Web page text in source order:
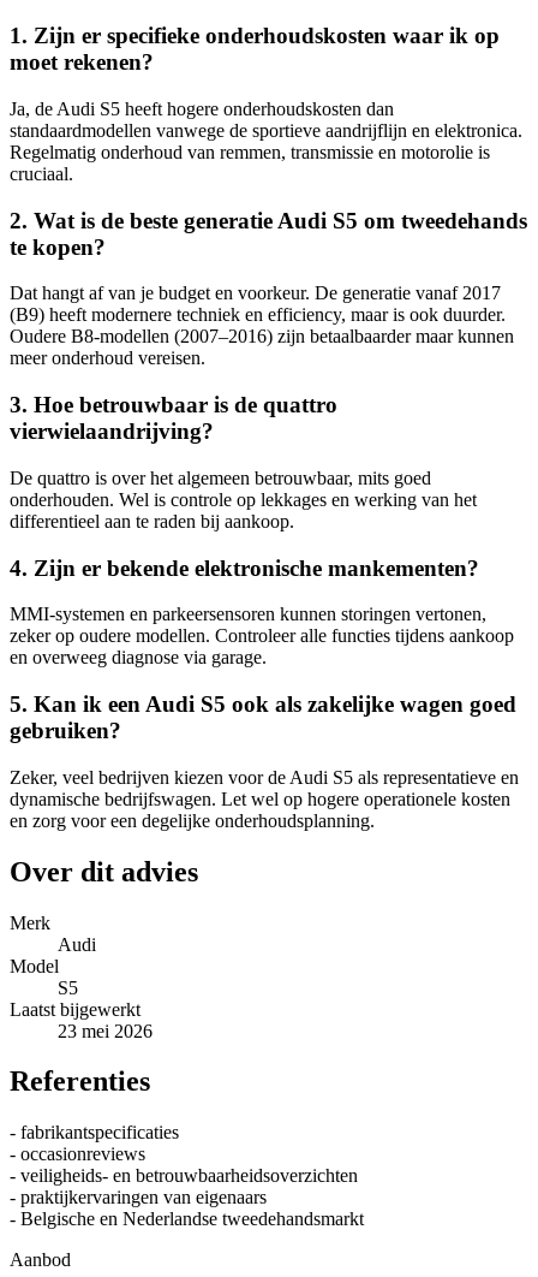
1. Zijn er specifieke onderhoudskosten waar ik op
moet rekenen?
Ja, de Audi S5 heeft hogere onderhoudskosten dan
standaardmodellen vanwege de sportieve aandrijflijn en elektronica.
Regelmatig onderhoud van remmen, transmissie en motorolie is
cruciaal.
2. Wat is de beste generatie Audi S5 om tweedehands
te kopen?
Dat hangt af van je budget en voorkeur. De generatie vanaf 2017
(B9) heeft modernere techniek en efficiency, maar is ook duurder.
Oudere B8-modellen (2007–2016) zijn betaalbaarder maar kunnen
meer onderhoud vereisen.
3. Hoe betrouwbaar is de quattro
vierwielaandrijving?
De quattro is over het algemeen betrouwbaar, mits goed
onderhouden. Wel is controle op lekkages en werking van het
differentieel aan te raden bij aankoop.
4. Zijn er bekende elektronische mankementen?
MMI-systemen en parkeersensoren kunnen storingen vertonen,
zeker op oudere modellen. Controleer alle functies tijdens aankoop
en overweeg diagnose via garage.
5. Kan ik een Audi S5 ook als zakelijke wagen goed
gebruiken?
Zeker, veel bedrijven kiezen voor de Audi S5 als representatieve en
dynamische bedrijfswagen. Let wel op hogere operationele kosten
en zorg voor een degelijke onderhoudsplanning.
Over dit advies
Merk
Audi
Model
S5
Laatst bijgewerkt
23 mei 2026
Referenties
- fabrikantspecificaties
- occasionreviews
- veiligheids- en betrouwbaarheidsoverzichten
- praktijkervaringen van eigenaars
- Belgische en Nederlandse tweedehandsmarkt
Aanbod